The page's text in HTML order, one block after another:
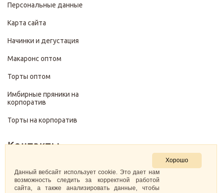
Персональные данные
Карта сайта
Начинки и дегустация
Макаронс оптом
Торты оптом
Имбирные пряники на
корпоратив
Торты на корпоратив
Контакты
+7 (499) 322-28-29
pirojenka.rf@gmail.com
Хорошо
Данный вебсайт использует cookie. Это дает нам
возможность следить за корректной работой
сайта, а также анализировать данные, чтобы